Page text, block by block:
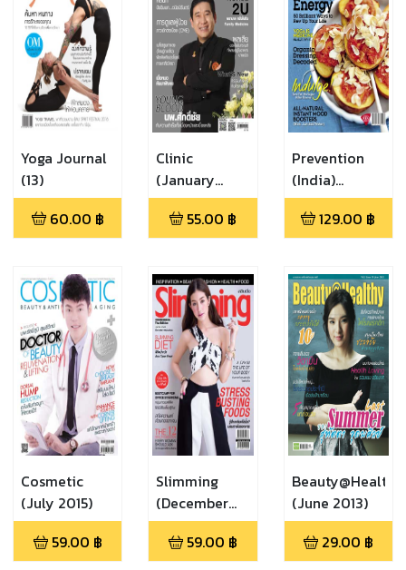
Yoga Journal
(13)
60.00 ฿
Clinic
(January
2017)
55.00 ฿
Prevention
(India)
(December
2015)129.00 ฿
Cosmetic
(July 2015)
59.00 ฿
Slimming
(December
2014)
59.00 ฿
Beauty@Healthy
(June 2013)
29.00 ฿